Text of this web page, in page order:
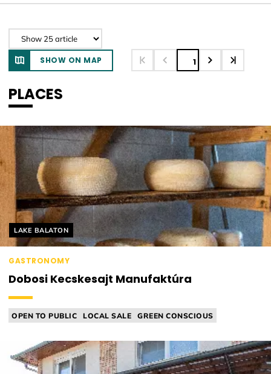
SHOW ON MAP 1
PLACES
Helyszín címkék:
LAKE BALATON
GASTRONOMY
Dobosi Kecskesajt Manufaktúra
OPEN TO PUBLIC LOCAL SALE
GREEN CONSCIOUS